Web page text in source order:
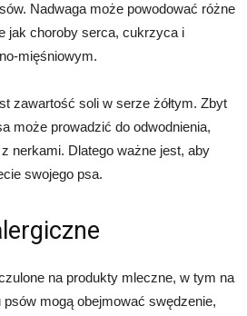
Nadwaga może powodować różne
jak choroby serca, cukrzyca i
mięśniowym.
zawartość soli w serze żółtym. Zbyt
może prowadzić do odwodnienia,
nerkami. Dlatego ważne jest, aby
swojego psa.
na produkty mleczne, w tym na
psów mogą obejmować swędzenie,